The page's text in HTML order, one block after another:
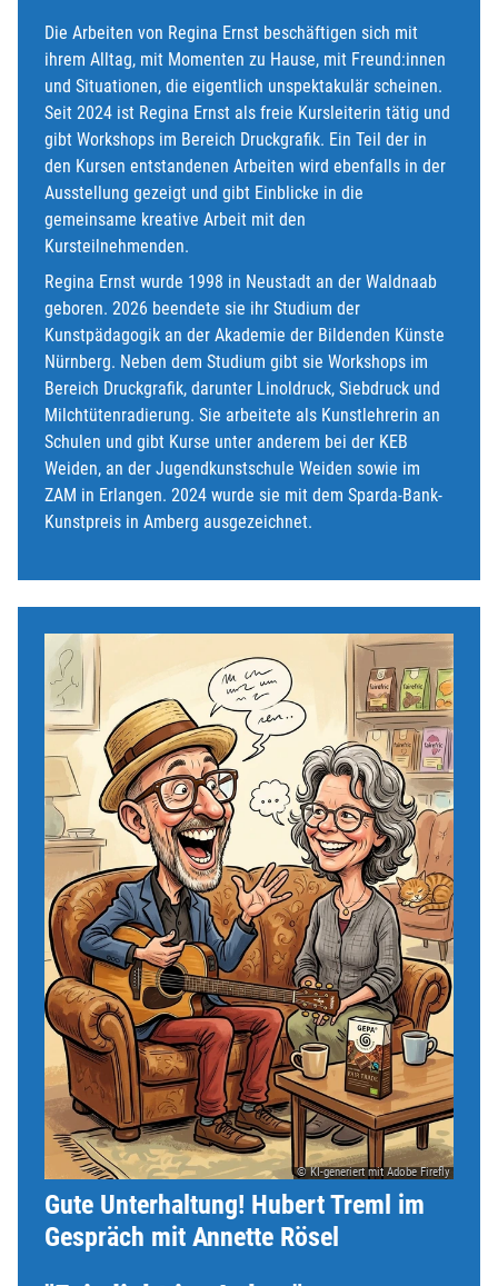
Die Arbeiten von Regina Ernst beschäftigen sich mit
ihrem Alltag, mit Momenten zu Hause, mit Freund:innen
und Situationen, die eigentlich unspektakulär scheinen.
Seit 2024 ist Regina Ernst als freie Kursleiterin tätig und
gibt Workshops im Bereich Druckgrafik. Ein Teil der in
den Kursen entstandenen Arbeiten wird ebenfalls in der
Ausstellung gezeigt und gibt Einblicke in die
gemeinsame kreative Arbeit mit den
Kursteilnehmenden.
Regina Ernst wurde 1998 in Neustadt an der Waldnaab
geboren. 2026 beendete sie ihr Studium der
Kunstpädagogik an der Akademie der Bildenden Künste
Nürnberg. Neben dem Studium gibt sie Workshops im
Bereich Druckgrafik, darunter Linoldruck, Siebdruck und
Milchtütenradierung. Sie arbeitete als Kunstlehrerin an
Schulen und gibt Kurse unter anderem bei der KEB
Weiden, an der Jugendkunstschule Weiden sowie im
ZAM in Erlangen. 2024 wurde sie mit dem Sparda-Bank-
Kunstpreis in Amberg ausgezeichnet.
© KI-generiert mit Adobe Firefly
Gute Unterhaltung! Hubert Treml im
Gespräch mit Annette Rösel